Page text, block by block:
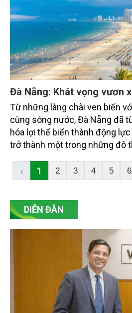
của biển đảo quê hương.
Đà Nẵng: Khát vọng vươn
Từ những làng chài ven biển
cùng sóng nước, Đà Nẵng đã
hóa lợi thế biển thành động
trở thành một trong những đô
của tăng trưởng kinh tế, mà
và phát huy những giá trị văn
‹ 1 2 3 4 5 6
DIỄN ĐÀN